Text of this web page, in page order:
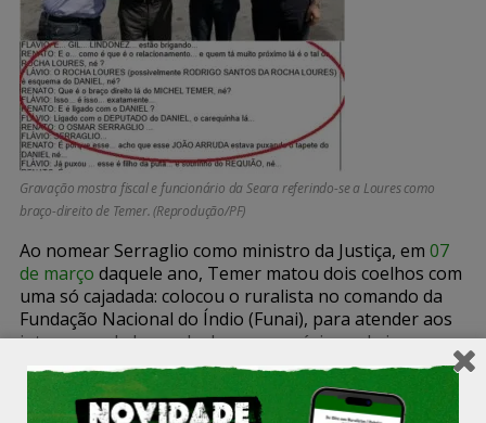
Gravação mostra fiscal e funcionário da Seara referindo-se a Loures como
braço-direito de Temer. (Reprodução/PF)
Ao nomear Serraglio como ministro da Justiça, em 07
de março daquele ano, Temer matou dois coelhos com
uma só cajadada: colocou o ruralista no comando da
Fundação Nacional do Índio (Funai), para atender aos
interesses da bancada do agronegócio, e abriu uma
vaga para
Loures, o primeiro suplente do MDB
paranaense , voltar à Câmara – e, assim, obter foro
privilegiado.